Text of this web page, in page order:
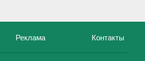
Реклама Контакты